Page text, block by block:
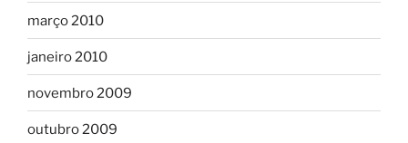
março 2010
janeiro 2010
novembro 2009
outubro 2009